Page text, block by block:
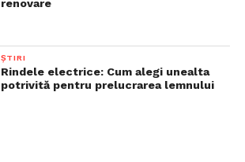
renovare
ȘTIRI
Rindele electrice: Cum alegi unealta
potrivită pentru prelucrarea lemnului